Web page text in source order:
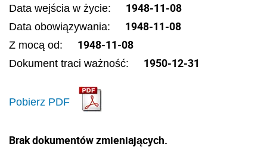
Data wejścia w życie: 1948-11-08
Data obowiązywania: 1948-11-08
Z mocą od: 1948-11-08
Dokument traci ważność: 1950-12-31
Pobierz PDF
Brak dokumentów zmieniających.